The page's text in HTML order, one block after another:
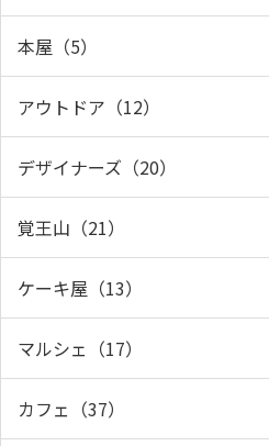
本屋（5）
アウトドア（12）
デザイナーズ（20）
覚王山（21）
ケーキ屋（13）
マルシェ（17）
カフェ（37）